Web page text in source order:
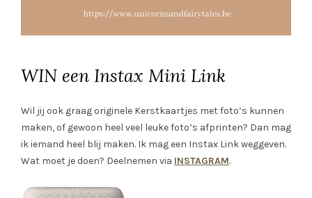
WIN een Instax Mini Link
Wil jij ook graag originele Kerstkaartjes met foto’s kunnen
maken, of gewoon heel veel leuke foto’s afprinten? Dan mag
ik iemand heel blij maken. Ik mag een Instax Link weggeven.
Wat moet je doen? Deelnemen via INSTAGRAM.